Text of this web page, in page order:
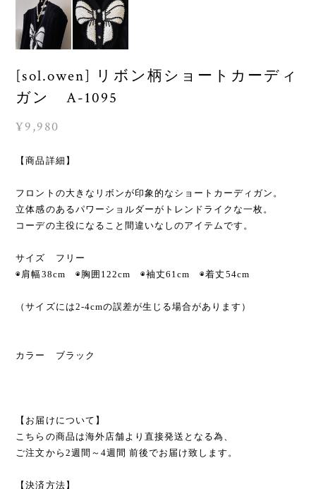
[sol.owen] リボン柄ショートカーディ
ガン A-1095
¥9,980
【商品詳細】
フロントの大きなリボンが印象的なショートカーディガン。
立体感のあるパワーショルダーがトレンドライクな一枚。
コーデの主役になること間違いなしのアイテムです。
サイズ フリー
◉肩幅38cm ◉胸囲122cm ◉袖丈61cm ◉着丈54cm
（サイズには2-4cmの誤差が生じる場合があります）
カラー ブラック
【お届けについて】
こちらの商品は海外店舗より直接発送となる為、
ご注文から2週間～4週間 前後でお届け致します。
【決済方法】